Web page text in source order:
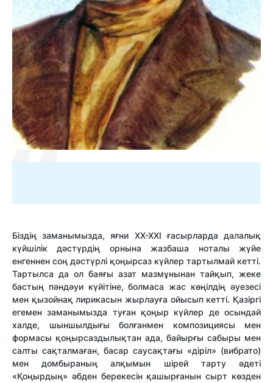
Біздің заманымызда, яғни ХХ-ХХІ ғасырларда далалық
күйшілік дәстүрдің орнына жазбаша ноталы жүйе
енгеннен соң дәстүрлі қоңырсаз күйлер тартылмай кетті.
Тартылса да ол баяғы азат мазмұнынан тайқып, жеке
бастың пәндәуи күйітіне, болмаса жас көңілдің әуезесі
мен қызойнақ лирикасын жырлауға ойысып кетті. Қазіргі
егемен заманымызда туған қоңыр күйлер де осындай
халде, шыншылдығы болғанмен композициясы мен
формасы қоңырсаздылықтан ада, байырғы сабыры мен
салты сақталмаған, басар саусақтағы «діріл» (вибрато)
мен домбыраның алқымын шірей тарту әдеті
«Қоңырдың» әбден берекесін қашырғанын сырт көзден